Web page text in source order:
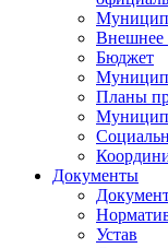
Внешнее
Бюджет
Планы
Документы
Устав